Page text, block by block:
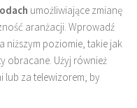
umożliwiające zmianę
aranżacji. Wprowadź
niższym poziomie, takie jak
obracane. Użyj również
lub za telewizorem, by